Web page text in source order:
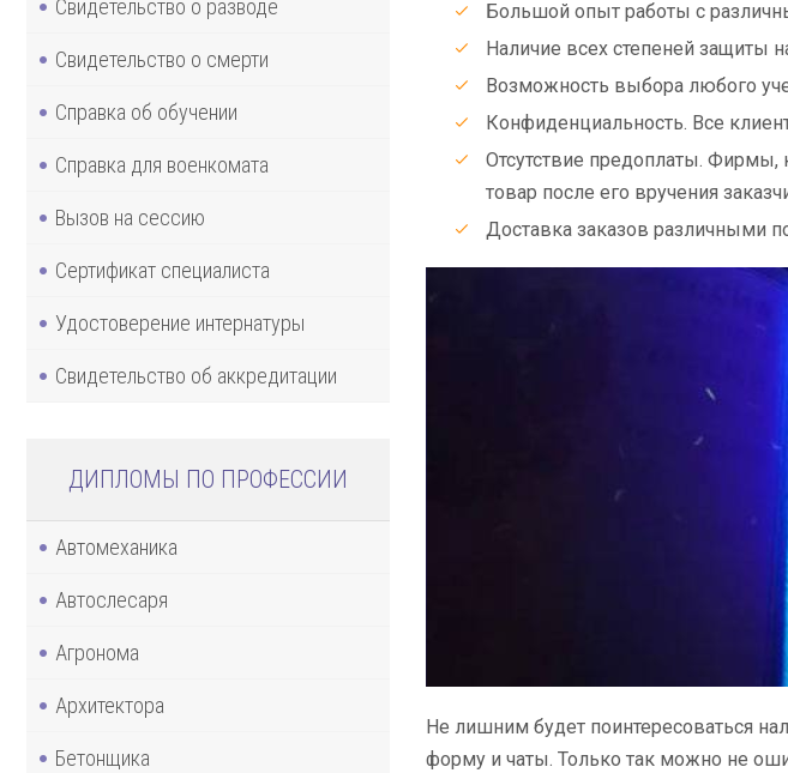
Свидетельство о разводе
Свидетельство о смерти
Справка об обучении
Справка для военкомата
Вызов на сессию
Сертификат специалиста
Удостоверение интернатуры
Свидетельство об аккредитации
ДИПЛОМЫ ПО ПРОФЕССИИ
Автомеханика
Автослесаря
Агронома
Архитектора
Бетонщика
Большой опыт работы с
Наличие всех степеней защиты
Возможность выбора любого
Конфиденциальность. Все
Отсутствие предоплаты. Фирмы,
товар после его вручения
Доставка заказов различными
Не лишним будет поинтересоваться
форму и чаты. Только так можно не